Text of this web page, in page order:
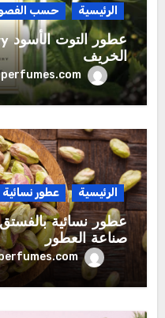
الرئيسية حسب
الخريف
الرئيسية عطور نسائية
عطور نسائية
صناعة العطور